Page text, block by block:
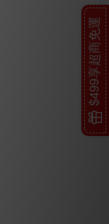
$499享超商免運